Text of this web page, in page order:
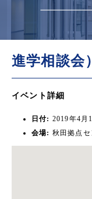
進学相談会
イベント詳細
日付: 2019年4月
会場: 秋田拠点